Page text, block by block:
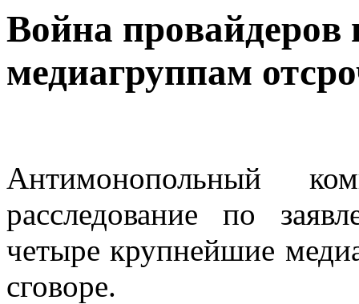
Вoйнa
медиагруппам
Антимонопольный
расследование по
четыре крупнейшие
сговоре.